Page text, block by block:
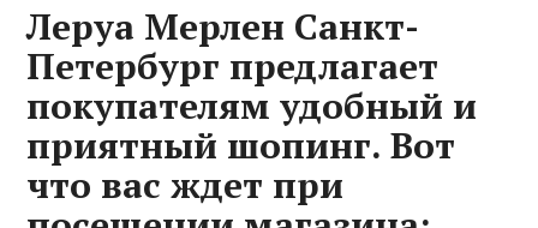
Леруа Мерлен Санкт-
Петербург предлагает
покупателям удобный и
приятный шопинг. Вот
что вас ждет при